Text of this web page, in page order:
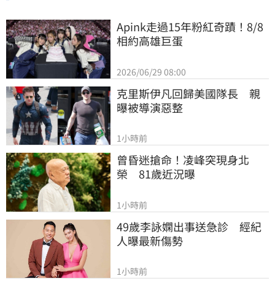
Apink走過15年粉紅奇蹟！8/8
相約高雄巨蛋
2026/06/29 08:00
克里斯伊凡回歸美國隊長　親
曝被導演惡整
1小時前
曾昏迷搶命！凌峰突現身北
榮　81歲近況曝
1小時前
49歲李詠嫻出事送急診　經紀
人曝最新傷勢
1小時前